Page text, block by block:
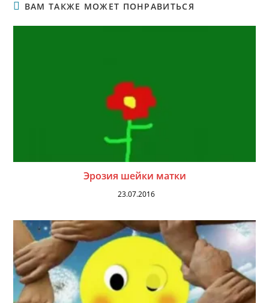
ВАМ ТАКЖЕ МОЖЕТ ПОНРАВИТЬСЯ
Эрозия шейки матки
23.07.2016